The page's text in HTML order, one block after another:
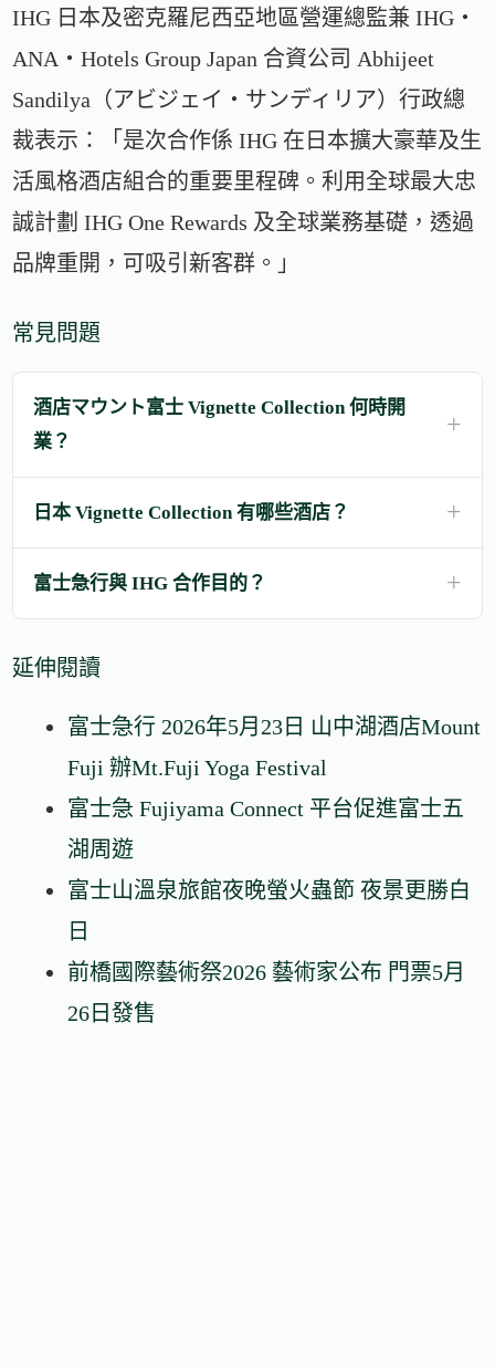
IHG 日本及密克羅尼西亞地區營運總監兼 IHG・
ANA・Hotels Group Japan 合資公司 Abhijeet
Sandilya（アビジェイ・サンディリア）行政總
裁表示：「是次合作係 IHG 在日本擴大豪華及生
活風格酒店組合的重要里程碑。利用全球最大忠
誠計劃 IHG One Rewards 及全球業務基礎，透過
品牌重開，可吸引新客群。」
常見問題
酒店マウント富士 Vignette Collection 何時開
業？
日本 Vignette Collection 有哪些酒店？
富士急行與 IHG 合作目的？
延伸閱讀
富士急行 2026年5月23日 山中湖酒店Mount
Fuji 辦Mt.Fuji Yoga Festival
富士急 Fujiyama Connect 平台促進富士五
湖周遊
富士山溫泉旅館夜晚螢火蟲節 夜景更勝白
日
前橋國際藝術祭2026 藝術家公布 門票5月
26日發售